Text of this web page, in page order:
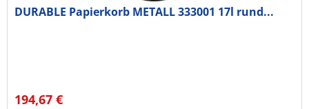
DURABLE Papierkorb METALL 333001 17l rund...
194,67 €